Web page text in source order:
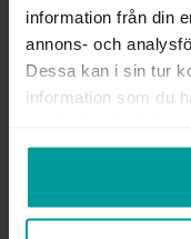
information från din
annons- och
Dessa kan i sin tur
information som du